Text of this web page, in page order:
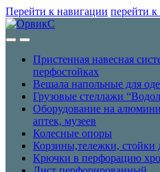
Перейти к навигации перейти
Пристенная навесная
перфостойках
Вешала напольные для
Грузовые стеллажи
Оборудование на
аптек, музеев
Колесные опоры
Корзины,тележки, стойки
Крючки в перфорацию